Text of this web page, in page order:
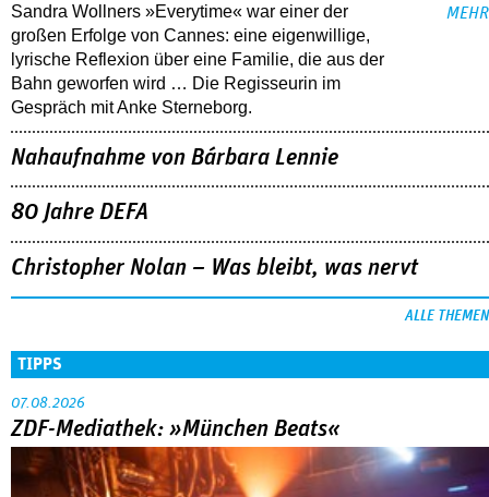
Sandra Wollners »Everytime« war einer der
großen Erfolge von Cannes: eine eigenwillige,
lyrische Reflexion über eine ­Familie, die aus der
Bahn geworfen wird … Die Regisseurin im
Gespräch mit Anke Sterneborg.
MEHR
Nahaufnahme von Bárbara Lennie
80 Jahre DEFA
Christopher Nolan – Was bleibt, was nervt
ALLE THEMEN
TIPPS
07.08.2026
ZDF-Mediathek: »München Beats«